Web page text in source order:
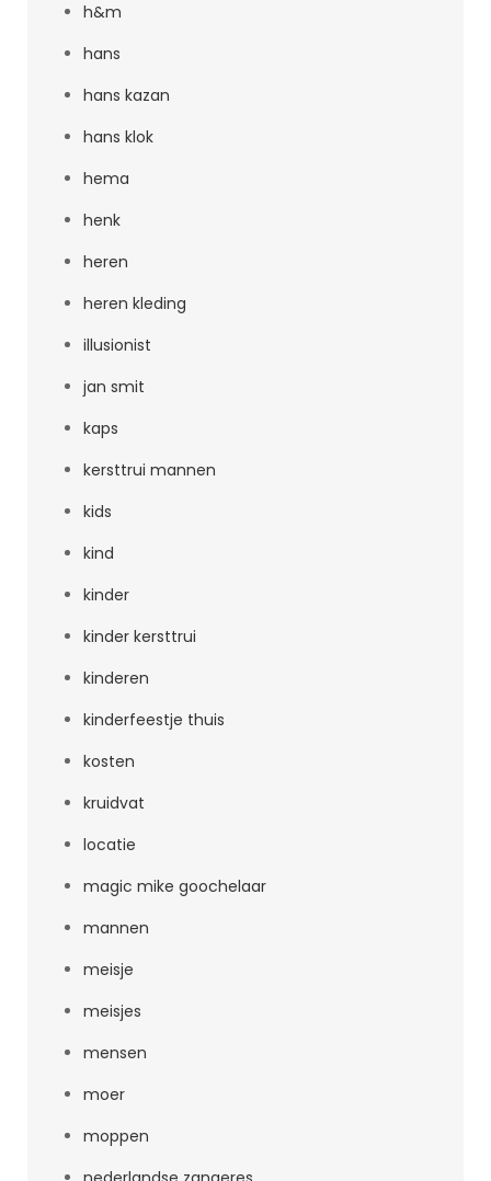
h&m
hans
hans kazan
hans klok
hema
henk
heren
heren kleding
illusionist
jan smit
kaps
kersttrui mannen
kids
kind
kinder
kinder kersttrui
kinderen
kinderfeestje thuis
kosten
kruidvat
locatie
magic mike goochelaar
mannen
meisje
meisjes
mensen
moer
moppen